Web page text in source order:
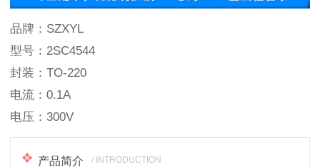
品牌：SZXYL
型号：2SC4544
封装：TO-220
电流：0.1A
电压：300V
产品简介 / INTRODUCTION